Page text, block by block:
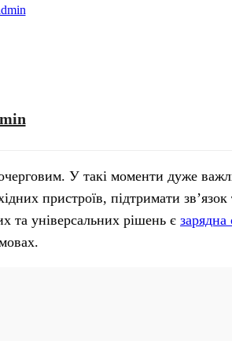
У такі моменти дуже
пристроїв, підтримати
та універсальних рішень є